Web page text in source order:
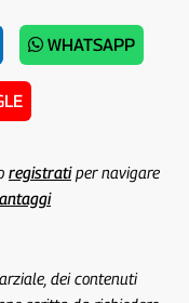
WHATSAPP
registratiper navigare
dei contenuti